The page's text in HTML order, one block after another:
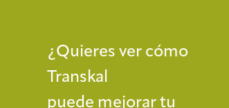
¿Quieres ver cómo
Transkal
puede mejorar tu